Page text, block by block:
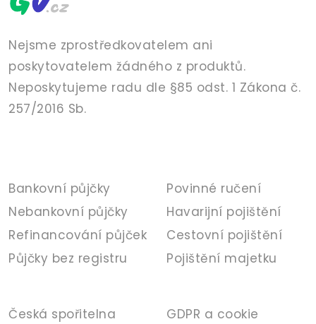
Nejsme zprostředkovatelem ani
poskytovatelem žádného z produktů.
Neposkytujeme radu dle §85 odst. 1 Zákona č.
257/2016 Sb.
Bankovní půjčky
Nebankovní půjčky
Refinancování půjček
Půjčky bez registru
Povinné ručení
Havarijní pojištění
Cestovní pojištění
Pojištění majetku
Česká spořitelna GDPR a cookie